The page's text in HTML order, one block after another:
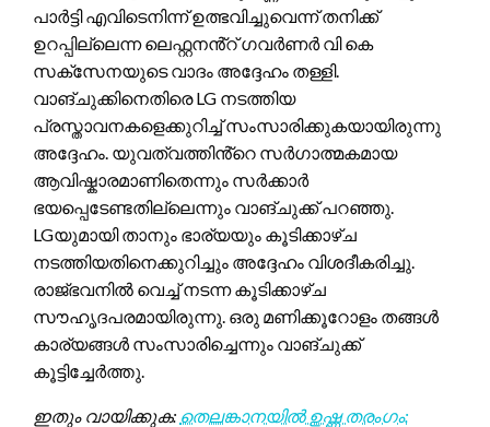
പാർട്ടി എവിടെനിന്ന് ഉത്ഭവിച്ചുവെന്ന് തനിക്ക്
ഉറപ്പില്ലെന്ന ലെഫ്റ്റനൻ്റ് ഗവർണർ വി കെ
സക്സേനയുടെ വാദം അദ്ദേഹം തള്ളി.
വാങ്ചുക്കിനെതിരെ LG നടത്തിയ
പ്രസ്താവനകളെക്കുറിച്ച് സംസാരിക്കുകയായിരുന്നു
അദ്ദേഹം. യുവത്വത്തിൻ്റെ സർഗാത്മകമായ
ആവിഷ്കാരമാണിതെന്നും സർക്കാർ
ഭയപ്പെടേണ്ടതില്ലെന്നും വാങ്ചുക്ക് പറഞ്ഞു.
LGയുമായി താനും ഭാര്യയും കൂടിക്കാഴ്ച
നടത്തിയതിനെക്കുറിച്ചും അദ്ദേഹം വിശദീകരിച്ചു.
രാജ്ഭവനിൽ വെച്ച് നടന്ന കൂടിക്കാഴ്ച
സൗഹൃദപരമായിരുന്നു. ഒരു മണിക്കൂറോളം തങ്ങൾ
കാര്യങ്ങൾ സംസാരിച്ചെന്നും വാങ്ചുക്ക്
കൂട്ടിച്ചേർത്തു.
ഇതും വായിക്കുക: തെലങ്കാനയിൽ ഉഷ്ണ തരംഗം: